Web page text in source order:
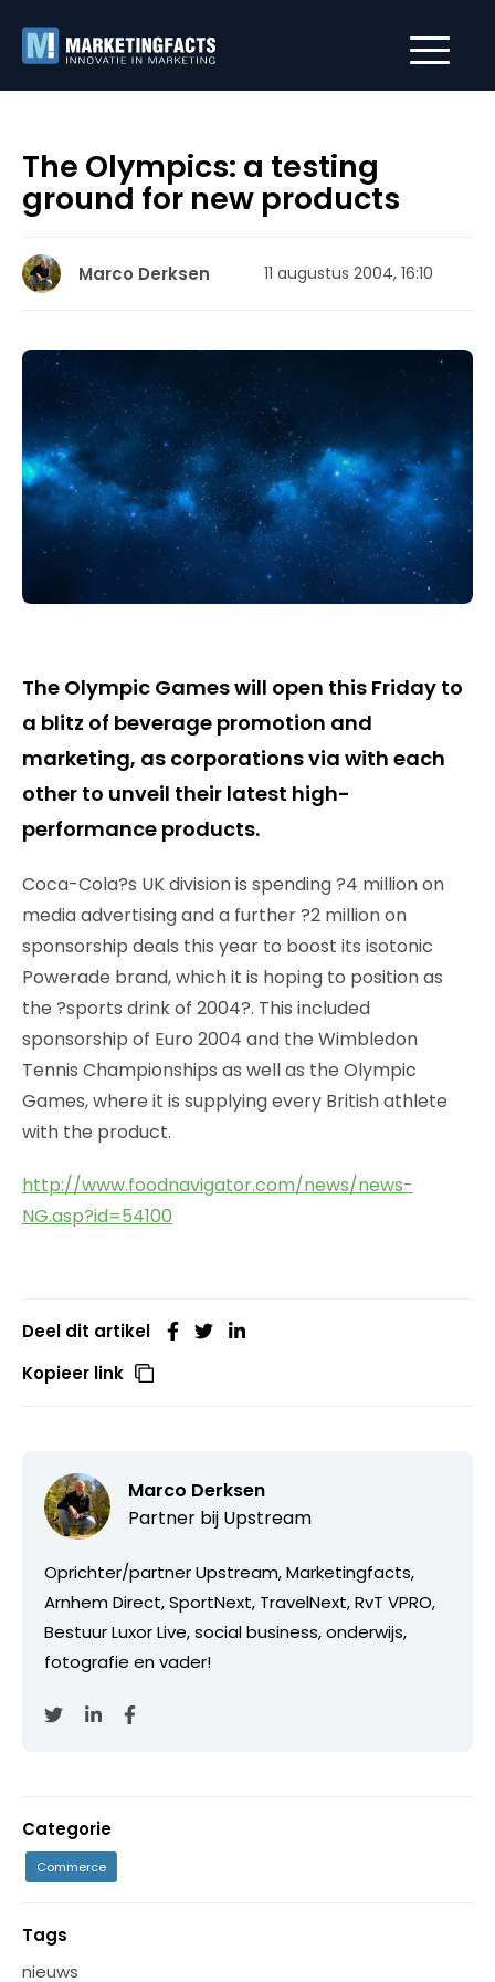
The Olympics: a testing
ground for new products
Marco Derksen 11 augustus 2004, 16:10
The Olympic Games will open this Friday to
a blitz of beverage promotion and
marketing, as corporations via with each
other to unveil their latest high-
performance products.
Coca-Cola?s UK division is spending ?4 million on
media advertising and a further ?2 million on
sponsorship deals this year to boost its isotonic
Powerade brand, which it is hoping to position as
the ?sports drink of 2004?. This included
sponsorship of Euro 2004 and the Wimbledon
Tennis Championships as well as the Olympic
Games, where it is supplying every British athlete
with the product.
http://www.foodnavigator.com/news/news-
NG.asp?id=54100
Deel dit artikel
Kopieer link
Marco Derksen
Partner bij Upstream
Oprichter/partner Upstream, Marketingfacts,
Arnhem Direct, SportNext, TravelNext, RvT VPRO,
Bestuur Luxor Live, social business, onderwijs,
fotografie en vader!
Categorie
Commerce
Tags
nieuws